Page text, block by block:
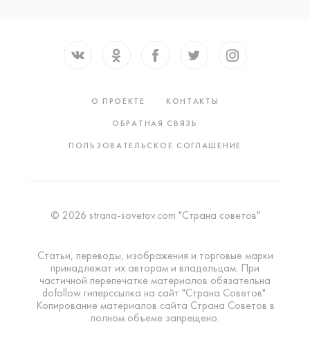
О ПРОЕКТЕ
КОНТАКТЫ
ОБРАТНАЯ СВЯЗЬ
ПОЛЬЗОВАТЕЛЬСКОЕ СОГЛАШЕНИЕ
© 2026 strana-sovetov.com "Страна советов"
Статьи, переводы, изображения и торговые марки
принадлежат их авторам и владельцам. При
частичной перепечатке материалов обязательна
dofollow гиперссылка на сайт "Страна Советов".
Копирование материалов сайта Страна Советов в
полном объеме запрещено.